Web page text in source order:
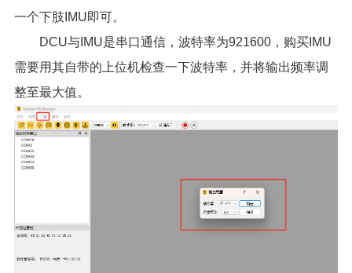
一个下肢IMU即可。
DCU与IMU是串口通信，波特率为921600，购买IMU
需要用其自带的上位机检查一下波特率，并将输出频率调
整至最大值。